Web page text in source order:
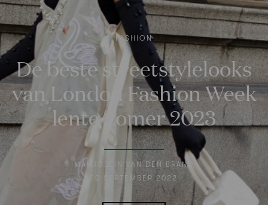
FASHION
De beste streetstylelooks
van London Fashion Week
lente/zomer 2023
MARJOLEIN VAN DEN BRAND
20 SEPTEMBER 2022